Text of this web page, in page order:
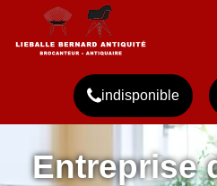
indisponible
Entreprise